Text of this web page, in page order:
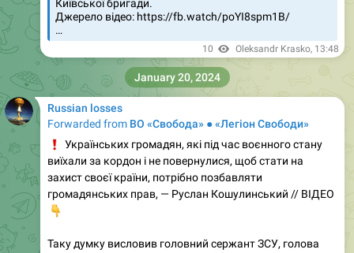
Київської бригади.
Джерело відео: https://fb.watch/poYI8spm1B/
…
10 Oleksandr Krasko, 13:48
Russian losses
Forwarded from ВО «Свобода» ● «Легіон Свободи»
Українських громадян, які під час воєнного стану
виїхали за кордон і не повернулися, щоб стати на
захист своєї країни, потрібно позбавляти
громадянських прав, — Руслан Кошулинський // ВІДЕО
Таку думку висловив головний сержант ЗСУ, голова
January 20, 2024